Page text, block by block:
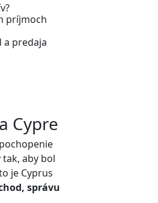
príjmoch
a predaja
Cypre
aby bol
je Cyprus
správu